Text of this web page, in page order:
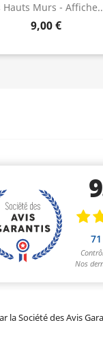
Hauts Murs -
9,00 €
la Société des Avis